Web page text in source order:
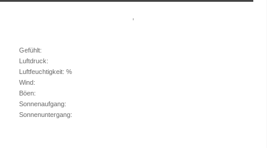
Gefühlt:
Luftdruck:
Luftfeuchtigkeit: %
Wind:
Böen:
Sonnenaufgang:
Sonnenuntergang: